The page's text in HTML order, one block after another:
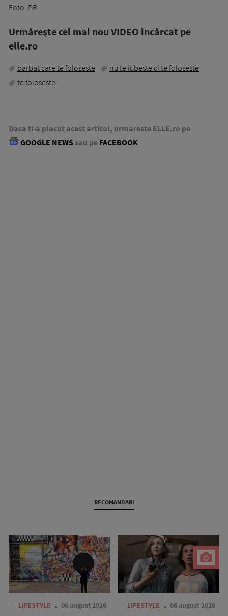
Foto: PR
Urmăreşte cel mai nou VIDEO incărcat pe
elle.ro
barbat care te foloseste
nu te iubeste ci te foloseste
te foloseste
Daca ti-a placut acest articol, urmareste ELLE.ro pe
GOOGLE NEWS sau pe FACEBOOK
RECOMANDARI
— LIFESTYLE 06 august 2026 — LIFESTYLE 06 august 2026